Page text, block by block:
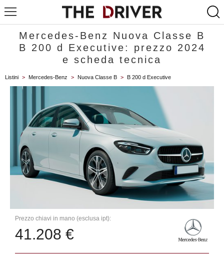
Mercedes-Benz Nuova Classe B
B 200 d Executive: prezzo 2024
e scheda tecnica
Listini > Mercedes-Benz > Nuova Classe B > B 200 d Executive
Prezzo chiavi in mano (esclusa ipt):
41.208 €